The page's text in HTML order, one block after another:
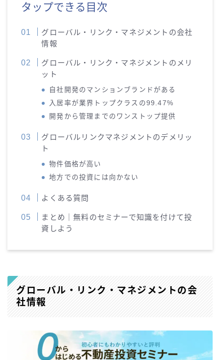
タップできる目次
グローバル・リンク・マネジメントの会社
情報
グローバル・リンク・マネジメントのメリ
ット
自社開発のマンションブランドがある
入居率が業界トップクラスの99.47%
開発から管理までのワンストップ提供
グローバルリンクマネジメントのデメリッ
ト
物件価格が高い
地方での投資には向かない
よくある質問
まとめ｜無料のセミナーで知識を付けて投
資しよう
グローバル・リンク・マネジメントの会
社情報